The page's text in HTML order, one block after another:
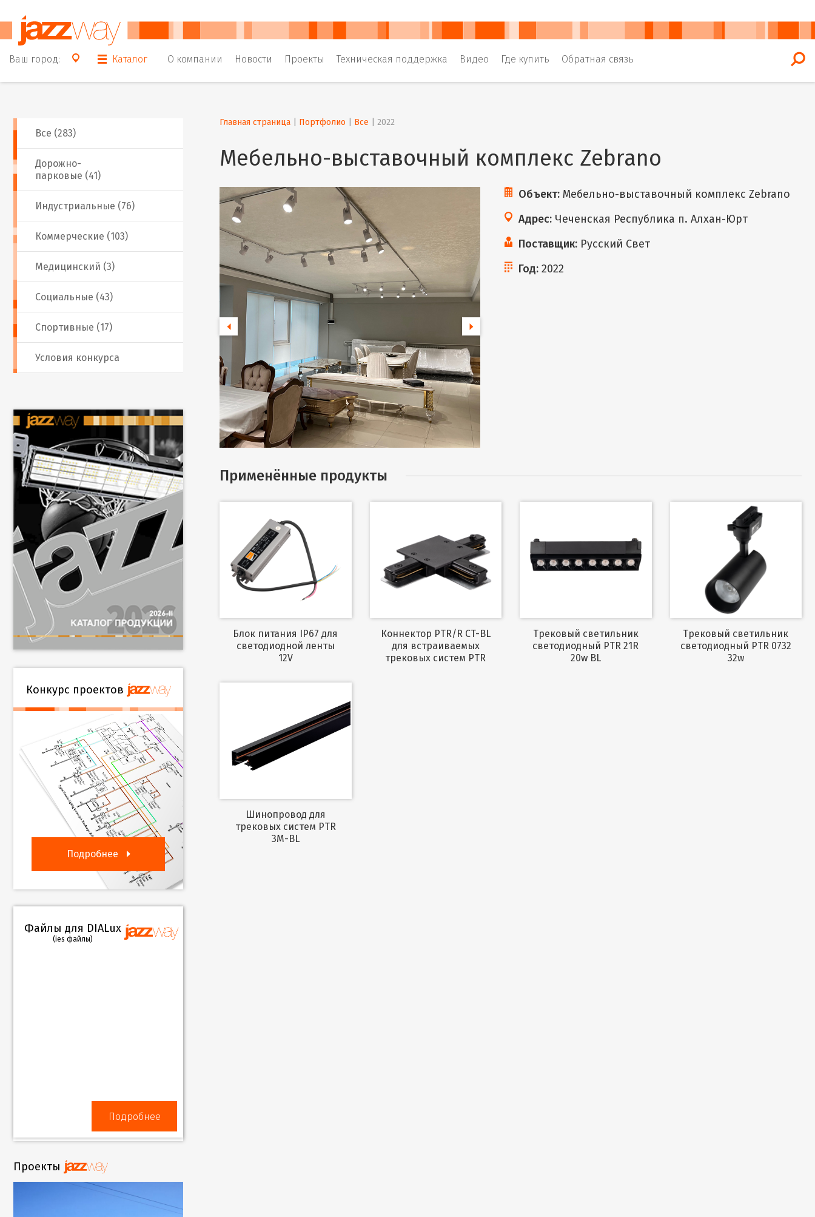
Ваш город: Каталог О компании Новости Проекты Техническая поддержка Видео Где купить Обратная связь
Все (283)
Дорожно-
парковые (41)
Индустриальные (76)
Коммерческие (103)
Медицинский (3)
Социальные (43)
Спортивные (17)
Условия конкурса
Конкурс проектов
Подробнее
Файлы для DIALux
(ies файлы)
Подробнее
Проекты
Главная страница Портфолио Все 2022
Мебельно-выставочный комплекс Zebrano
Объект: Мебельно-выставочный комплекс Zebrano
Адрес: Чеченская Республика п. Алхан-Юрт
Поставщик: Русский Свет
Год: 2022
Применённые продукты
Блок питания IP67 для
светодиодной ленты
12V
Коннектор PTR/R CT-BL
для встраиваемых
трековых систем PTR
Трековый светильник
светодиодный PTR 21R
20w BL
Трековый светильник
светодиодный PTR 0732
32w
Шинопровод для
трековых систем PTR
3M-BL